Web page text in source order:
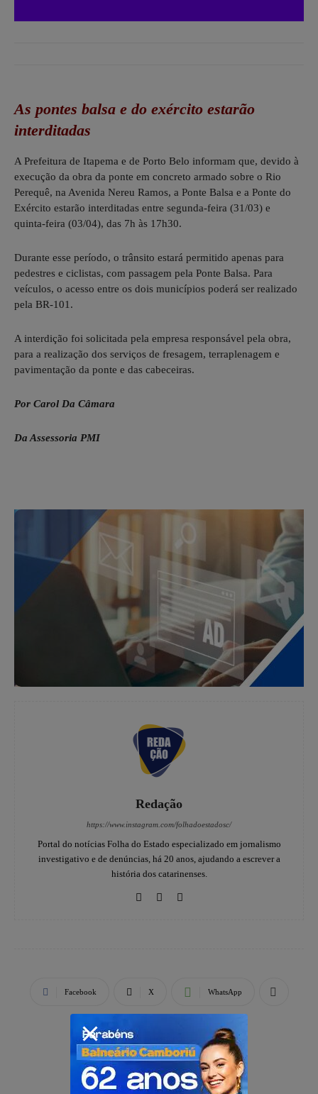
As pontes balsa e do exército estarão
interditadas
A Prefeitura de Itapema e de Porto Belo informam que, devido à
execução da obra da ponte em concreto armado sobre o Rio
Perequê, na Avenida Nereu Ramos, a Ponte Balsa e a Ponte do
Exército estarão interditadas entre segunda-feira (31/03) e
quinta-feira (03/04), das 7h às 17h30.
Durante esse período, o trânsito estará permitido apenas para
pedestres e ciclistas, com passagem pela Ponte Balsa. Para
veículos, o acesso entre os dois municípios poderá ser realizado
pela BR-101.
A interdição foi solicitada pela empresa responsável pela obra,
para a realização dos serviços de fresagem, terraplenagem e
pavimentação da ponte e das cabeceiras.
Por Carol Da Câmara
Da Assessoria PMI
Redação
https://www.instagram.com/folhadoestadosc/
Portal do notícias Folha do Estado especializado em jornalismo
investigativo e de denúncias, há 20 anos, ajudando a escrever a
história dos catarinenses.
Facebook X WhatsApp
PUBLICIDADE